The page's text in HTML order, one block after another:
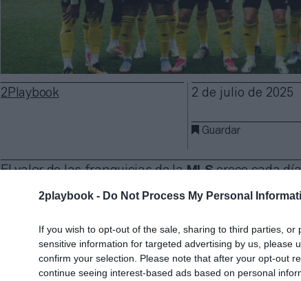
2playbook - Do Not Process My Personal
If you wish to opt-out of the sale, sharing to third parties, or
sensitive information for targeted advertising by us, please
confirm your selection. Please note that after your opt-out
continue seeing interest-based ads based on personal
2Playbook 2 de julio de 2025
Guardar
El valor de las franquicias de laMLScrece cada
vuelve a cerrar una operación corporativa. El dueño
900 millones de dólares(765 millones de
El comprador es la familia Edwards, que ya
franquicia. Tras la operación, losEdwards